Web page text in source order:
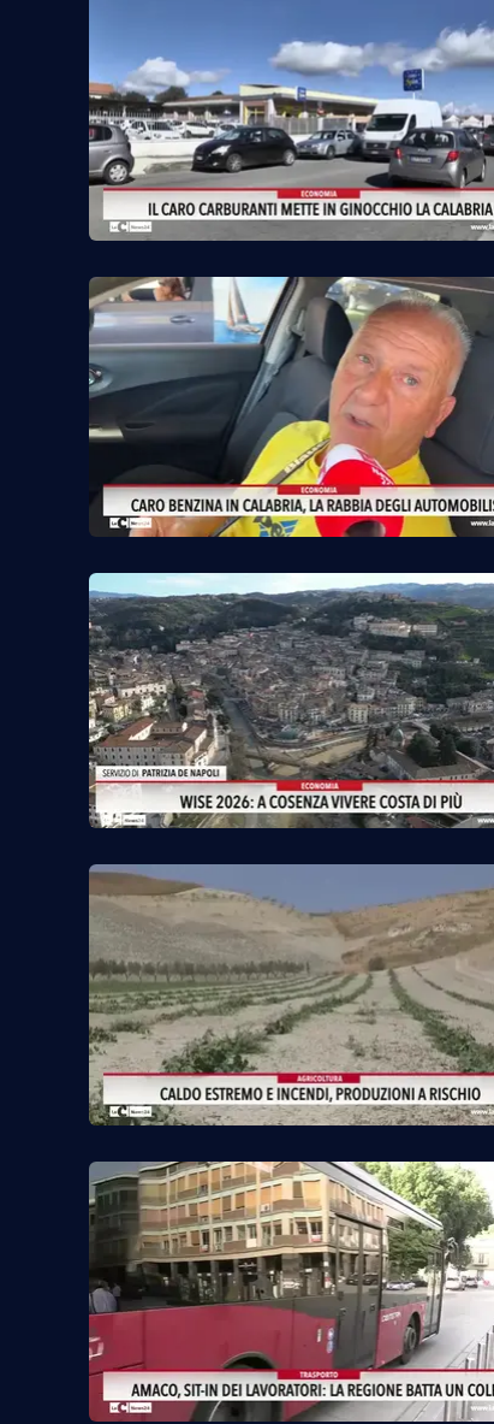
Vibo Valentia
Reggio Calabria
Lamezia Terme
Buona Sanità Calabria
Calabriavisione
Destinazioni
Lacitymag.it
Lacapitalenews.it
Cosenzachannel.it